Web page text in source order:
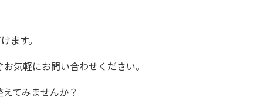
ます。
気軽にお問い合わせください。
てみませんか？